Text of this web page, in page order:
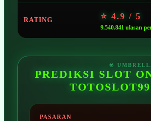
RATING ⭐ 4.9 / 5
9.540.841 ulasan
PREDIKSI SLOT
TOTOSLOT99
PASARAN